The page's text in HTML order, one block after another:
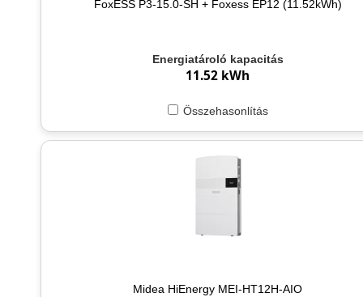
FoxESS P3-15.0-SH + Foxess EP12 (11.52kWh)
Energiatároló kapacitás
11.52 kWh
Összehasonlítás
Midea HiEnergy MEI-HT12H-AIO